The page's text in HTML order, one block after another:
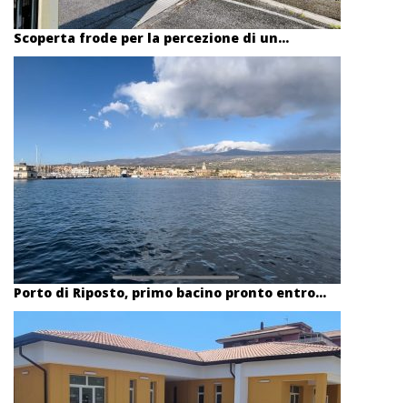
Scoperta frode per la percezione di un...
Porto di Riposto, primo bacino pronto entro...